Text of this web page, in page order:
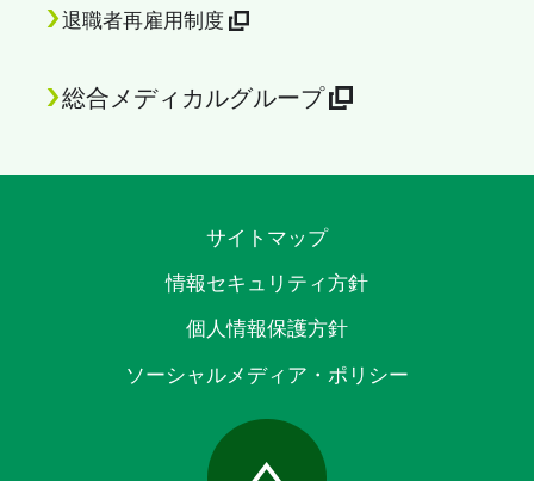
退職者再雇用制度
総合メディカルグループ
サイトマップ
情報セキュリティ方針
個人情報保護方針
ソーシャルメディア・ポリシー